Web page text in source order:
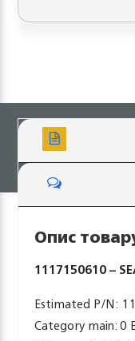
Опис
1117150610 –
Estimated P/N:
Category main: 0